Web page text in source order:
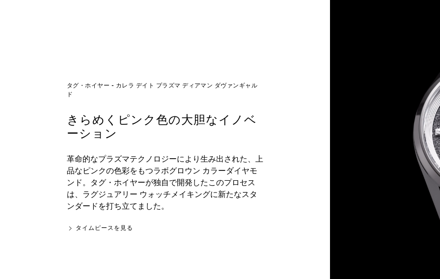
タグ・ホイヤー - カレラ デイト プラズマ ディアマン ダヴァンギャル
ド
きらめくピンク色の大胆なイノベ
ーション
革命的なプラズマテクノロジーにより生み出された、上
品なピンクの色彩をもつラボグロウン カラーダイヤモ
ンド。タグ・ホイヤーが独自で開発したこのプロセス
は、ラグジュアリー ウォッチメイキングに新たなスタ
ンダードを打ち立てました。
タイムピースを見る